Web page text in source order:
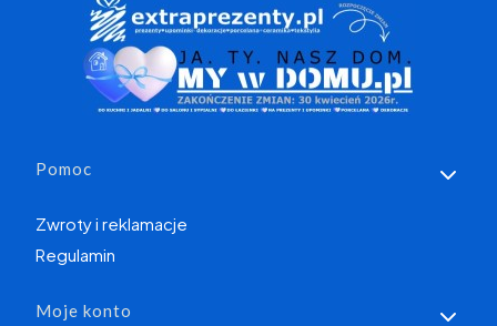
Linki w stopce
Pomoc
Zwroty i reklamacje
Regulamin
Moje konto